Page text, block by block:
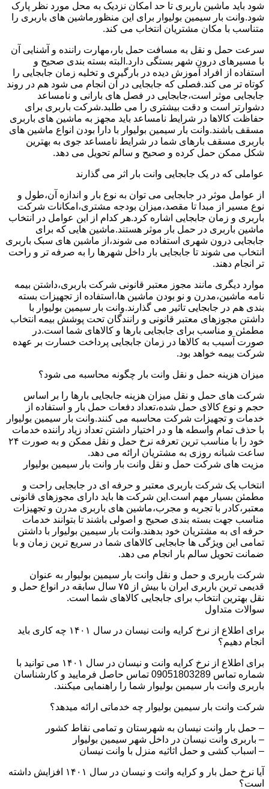
شود باید ماشین باربری تا حد امکان نزدیک به محل مورد نظر پارک
شود.وانت بار سیمین بولیوار برای این منظورماشین های باربری را
متناسب با مکان مشتریان انتخاب می کند.
سرعت حمل و نقل به مسافت حمل بار،مهارت راننده و آشنایی آن
با مسیرهای درون شهر بستگی دارد.البته بسته بندی صحیح و
استفاده از افراد آموزش دیده در بارگیری و تخلیه زمان جابجایی را
کوتاه تر می کند.فصلی که جابجایی در آن انجام می شود هم در روند
جابجایی موثر است،جابجایی در فصل های بارانی و نامساعد
دشوارتر است و دقت بیشتری را می طلبد.شرکت باربری برای
حفاظت کالاها در شرایط نامساعد باید مجهز به ماشین های باربری
مسقف باشند.وانت بار سیمین بولیوار با دارا بودن انواع ماشین های
باربری مسقف بارهای شما در شرایط نامساعد جوی به بهترین
شکل ممکن حمل کرده و صحیح و سالم تحویل می دهد.
عواملی که در یک جابجایی وانت بار اثر می گذارند
از عوامل موثر در جابجایی می توان به نوع بار و اندازه آن،طول و
نوع مسیر از مبدا تا مقصد،میزان بودجه مشتری،امکانات شرکت
باربری و زمان جابجایی اشاره کرد.هر کدام از این عوامل در انتخاب
ماشین باربری در حمل بار موثر هستند.ماشین هایی که برای
جابجایی درون شهری استفاده می شوند،از ماشین های سبک باربری
انتخاب می شوند تا جابجایی بار داخل شهرها را به صرفه تر و راحت
تر انجام دهند.
موارد دیگری مانند مجوز معتبر قانونی شرکت باربری،داشتن بیمه
نامه ماشین،مدرن و نو بودن ماشین ها،استفاده از تجهیزات بسته
بندی هم در جابجایی تاثیر می گذارند.وانت بار سیمین بولیوار با
داشتن مجوزهای معتبر قانونی و رانندگان تحت پوشش بیمه انتخاب
مطمئن و مناسب برای جابجایی بارها و کالاهای شما است.در
صورت آسیب به کالاها در زمان جابجایی پرداخت خسارت بر عهده
شرکت بیمه خواهد بود.
میزان هزینه حمل و نقل وانت بار چگونه محاسبه می شود؟
شرکت های حمل و نقل میزان هزینه جابجایی بارها را بر اساس
حجم و نوع کالای حمل شده،تعداد دفعات حمل بار و استفاده از
خدمات و تجهیزات شرکت محاسبه می کنند.وانت بار سیمین بولیوار
با حذف تمام واسطه ها و در اختیار داشتن تعداد زیاد راننده خدمات
خود را با مناسب ترین تعرفه نرخ حمل و نقل ممکن و به صورت ۲۴
ساعت شبانه روزی به مشتریان ارائه می دهد.
مزیت های شرکت حمل و نقل وانت بار وانت بار سیمین بولیوار
انتخاب یک شرکت باربری معتبر و حرفه ای در جابجایی راحت و
مطمئن بسیار مهم است.این شرکت ها باید دارای مجوزهای قانونی
معتبر،کادر با تجربه و مجرب،ماشین های باربری مدرن و تجهیزات
مناسب جهت بسته بندی صحیح و اصولی باشند تا بتوانند خدمات
حرفه ای به مشتریان خود بدهند.وانت بار سیمین بولیوار با داشتن
تمامی این ویژگی ها جابجایی کالاهای شما در سریع ترین زمان و با
ضمانت تحویل سالم بار انجام می دهد.
شرکت باربری و حمل و نقل وانت بار سیمین بولیوار به عنوان
قدیمی ترین باربری ایران با بیش از ۷۵ سال سابقه در انواع حمل و
نقل بهترین انتخاب برای جابجایی کالاهای شما است.
سوالات متداول
برای اطلاع از نرخ کرایه وانت نیسان در سال ۱۴۰۱ چه کاری باید
انجام دهیم؟
برای اطلاع از نرخ کرایه وانت و نیسان در سال ۱۴۰۱ می توانید با
شماره تماس 09051803289 تماس حاصل فرمایید و کارشناسان
باربری وانت بار سیمین بولیوار شما را راهنمایی میکنند.
شرکت وانت بار سیمین بولیوار چه خدماتی ارائه میدهد؟
– حمل بار وانت نیسان به شهرستان و تمامی نقاط کشور
– باربری وانت نیسان در داخل شهر سیمین بولیوار
– اسباب کشی و حمل اثاثیه منزل با وانت نیسان
آیا نرخ حمل بار و کرایه وانت و نیسان در سال ۱۴۰۱ افزایش داشته
است؟